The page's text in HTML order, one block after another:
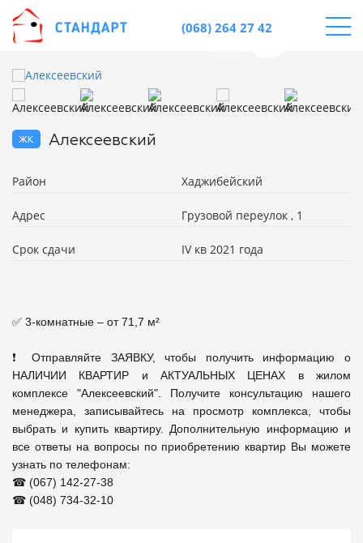
(068) 264 27 42
жк Алексеевский
Район Хаджибейский
Адрес Грузовой переулок , 1
Срок сдачи IV кв 2021 года
✅ 3-комнатные – от 71,7 м²
❗ Отправляйте ЗАЯВКУ, чтобы получить информацию о
НАЛИЧИИ КВАРТИР и АКТУАЛЬНЫХ ЦЕНАХ в жилом
комплексе "Алексеевский". Получите консультацию нашего
менеджера, записывайтесь на просмотр комплекса, чтобы
выбрать и купить квартиру. Дополнительную информацию и
все ответы на вопросы по приобретению квартир Вы можете
узнать по телефонам:
☎ (067) 142-27-38
☎ (048) 734-32-10